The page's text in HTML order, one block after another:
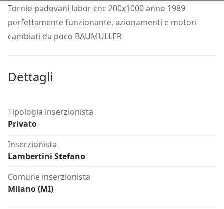
Tornio padovani labor cnc 200x1000 anno 1989
perfettamente funzionante, azionamenti e motori
cambiati da poco BAUMULLER
Dettagli
Tipologia inserzionista
Privato
Inserzionista
Lambertini Stefano
Comune inserzionista
Milano (MI)